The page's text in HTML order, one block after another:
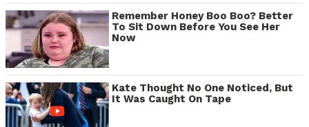
Remember Honey Boo Boo? Better
To Sit Down Before You See Her
Now
Kate Thought No One Noticed, But
It Was Caught On Tape